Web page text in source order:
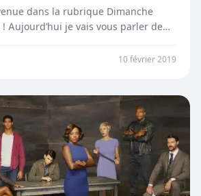
dans la rubrique Dimanche
! Aujourd’hui je vais vous parler de…
10 février 2019